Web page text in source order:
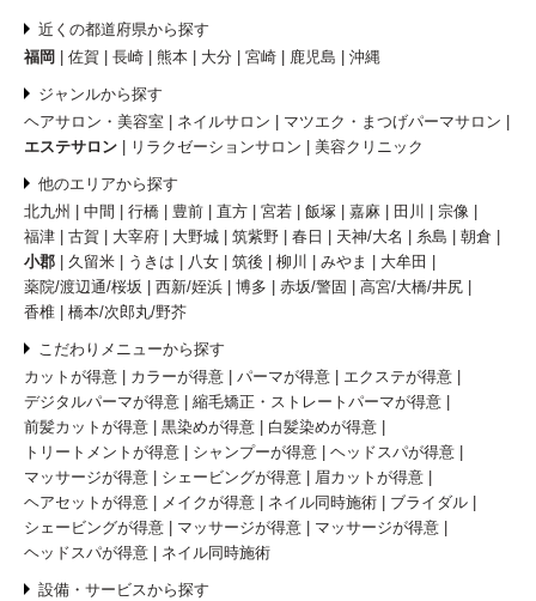
近くの都道府県から探す
福岡
佐賀 長崎 熊本 大分 宮崎 鹿児島 沖縄
ジャンルから探す
ヘアサロン・美容室
ネイルサロン
マツエク・まつげパーマサロン
エステサロン
リラクゼーションサロン 美容クリニック
他のエリアから探す
北九州
中間 行橋 豊前 直方 宮若 飯塚 嘉麻 田川
宗像
福津
古賀 大宰府 大野城 筑紫野 春日 天神/大名 糸島
朝倉
小郡
久留米 うきは 八女 筑後 柳川 みやま
大牟田
薬院/渡辺通/桜坂
西新/姪浜 博多 赤坂/警固
高宮/大橋/井尻
香椎
橋本/次郎丸/野芥
こだわりメニューから探す
カットが得意
カラーが得意 パーマが得意
エクステが得意
デジタルパーマが得意
縮毛矯正・ストレートパーマが得意
前髪カットが得意
黒染めが得意
白髪染めが得意
トリートメントが得意
シャンプーが得意
ヘッドスパが得意
マッサージが得意
シェービングが得意
眉カットが得意
ヘアセットが得意
メイクが得意 ネイル同時施術
ブライダル
シェービングが得意
マッサージが得意
マッサージが得意
ヘッドスパが得意
ネイル同時施術
設備・サービスから探す